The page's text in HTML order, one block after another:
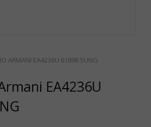
ARMANI EA4236U 61898 SUNG
EA4236U